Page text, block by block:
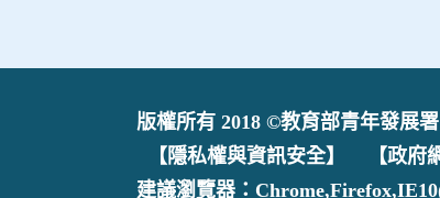
版權所有 2018 ©教育部青年發展
【隱私權與資訊安全】
【政府
建議瀏覽器：